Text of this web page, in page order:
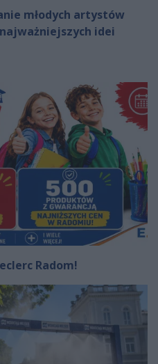
młodych artystów
idei
Radom!